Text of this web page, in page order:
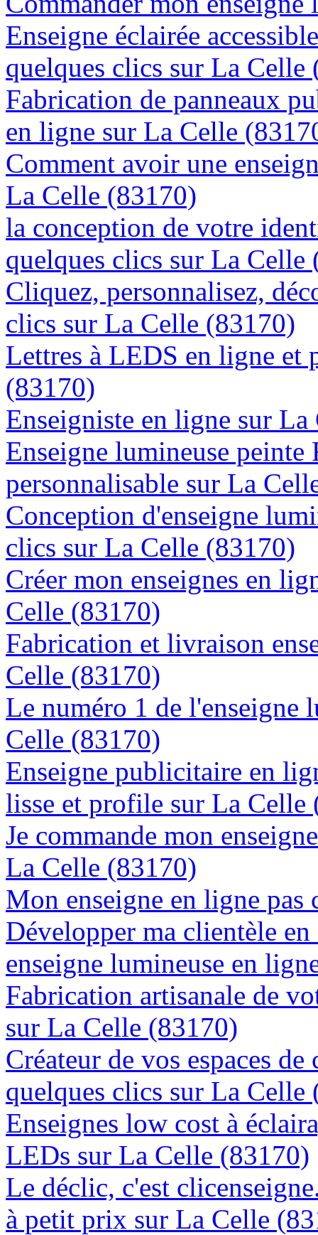
Enseigne éclairée
quelques clics sur La Celle
Fabrication de panneaux
en ligne sur La Celle
Comment avoir une
La Celle (83170)
la conception de votre
quelques clics sur La Celle
Cliquez, personnalisez,
clics sur La Celle (83170)
Lettres à LEDS en ligne et
(83170)
Enseigniste en ligne sur
Enseigne lumineuse
personnalisable sur La
Conception d'enseigne
clics sur La Celle (83170)
Créer mon enseignes en
Celle (83170)
Fabrication et livraison
Celle (83170)
Le numéro 1 de l'enseigne
Celle (83170)
Enseigne publicitaire en
lisse et profile sur La Celle
Je commande mon
La Celle (83170)
Mon enseigne en ligne
Développer ma clientèle
enseigne lumineuse en
Fabrication artisanale de
sur La Celle (83170)
Créateur de vos espaces
quelques clics sur La Celle
Enseignes low cost à
LEDs sur La Celle (83170)
Le déclic, c'est
à petit prix sur La Celle